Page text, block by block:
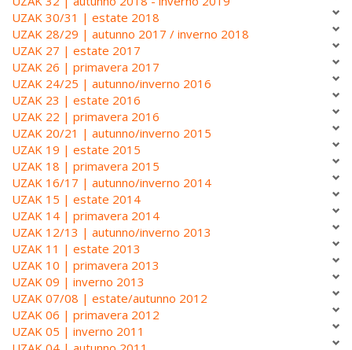
UZAK 30/31 | estate 2018
UZAK 28/29 | autunno 2017 / inverno 2018
UZAK 27 | estate 2017
UZAK 26 | primavera 2017
UZAK 24/25 | autunno/inverno 2016
UZAK 23 | estate 2016
UZAK 22 | primavera 2016
UZAK 20/21 | autunno/inverno 2015
UZAK 19 | estate 2015
UZAK 18 | primavera 2015
UZAK 16/17 | autunno/inverno 2014
UZAK 15 | estate 2014
UZAK 14 | primavera 2014
UZAK 12/13 | autunno/inverno 2013
UZAK 11 | estate 2013
UZAK 10 | primavera 2013
UZAK 09 | inverno 2013
UZAK 07/08 | estate/autunno 2012
UZAK 06 | primavera 2012
UZAK 05 | inverno 2011